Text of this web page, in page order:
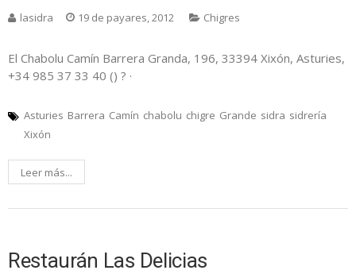
lasidra 19 de payares, 2012 Chigres
El Chabolu Camín Barrera Granda, 196, 33394 Xixón, Asturies,
+34 985 37 33 40 () ? ·
Asturies Barrera Camín chabolu chigre Grande sidra sidrería
Xixón
Leer más...
Restaurán Las Delicias